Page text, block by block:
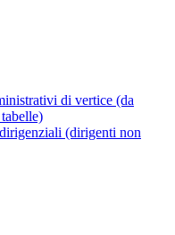
di vertice (da
(dirigenti non